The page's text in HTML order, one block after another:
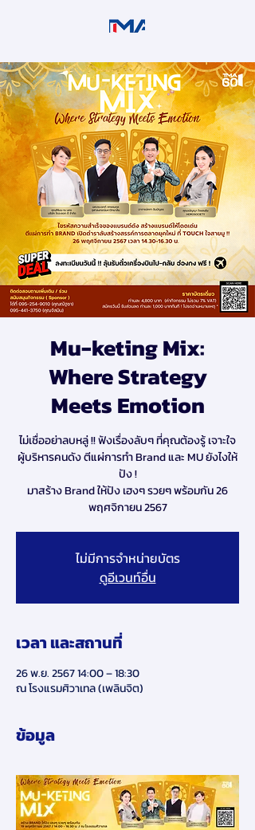
Mu-keting Mix:
Where Strategy
Meets Emotion
ไม่เชื่ออย่าลบหลู่ !! ฟังเรื่องลับๆ ที่คุณต้องรู้ เจาะใจ
ผู้บริหารคนดัง ตีแผ่การทำ Brand และ MU ยังไงให้
ปัง !
มาสร้าง Brand ให้ปัง เฮงๆ รวยๆ พร้อมกัน 26
พฤศจิกายน 2567
ไม่มีการจำหน่ายบัตร
ดูอีเวนท์อื่น
เวลา และสถานที่
26 พ.ย. 2567 14:00 – 18:30
ณ โรงแรมศิวาเทล (เพลินจิต)
ข้อมูล